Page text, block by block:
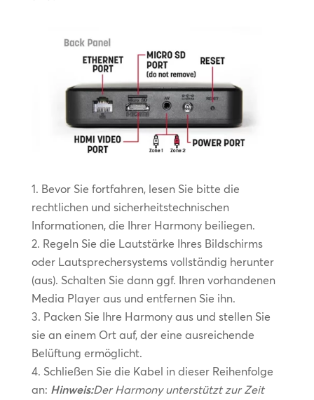
Bevor Sie fortfahren, lesen Sie bitte die
rechtlichen und sicherheitstechnischen
Informationen, die Ihrer Harmony beiliegen.
Regeln Sie die Lautstärke Ihres Bildschirms
oder Lautsprechersystems vollständig herunter
(aus). Schalten Sie dann ggf. Ihren vorhandenen
Media Player aus und entfernen Sie ihn.
Packen Sie Ihre Harmony aus und stellen Sie
sie an einem Ort auf, der eine ausreichende
Belüftung ermöglicht.
Schließen Sie die Kabel in dieser Reihenfolge
an: Hinweis:Der Harmony unterstützt zur Zeit